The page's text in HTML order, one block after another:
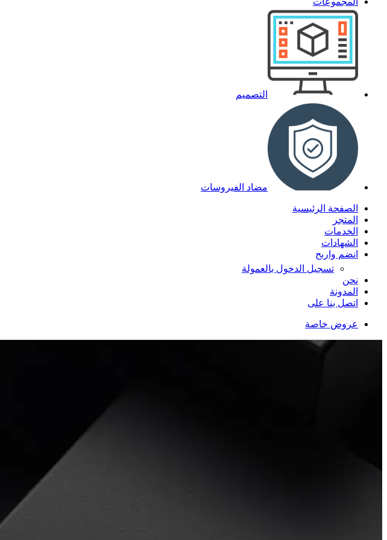
التصميم
مضاد الفيروسات
الصفحة الرئيسية
المتجر
الخدمات
الشهادات
انضم واربح
تسجيل الدخول بالعمولة
نحن
المدونة
اتصل بنا على
عروض خاصة